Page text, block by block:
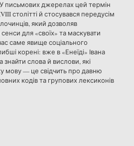
письмових джерелах цей термін
столітті й стосувався передусім
який дозволяв
для «своїх» та маскувати
саме явище соціального
корені: вже в «Енеїді» Івана
слова й вислови, які
мову — це свідчить про давню
кодів та групових лексиконів